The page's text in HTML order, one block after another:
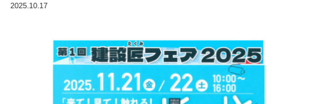
2025.10.17